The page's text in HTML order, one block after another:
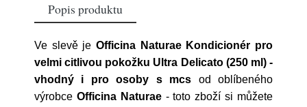
Popis produktu
Ve slevě je Officina Naturae Kondicionér pro
velmi citlivou pokožku Ultra Delicato (250 ml) -
vhodný i pro osoby s mcs od oblíbeného
výrobce Officina Naturae- toto zboží si můžete